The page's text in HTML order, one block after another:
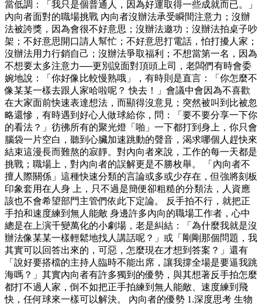
當低調：「我只是個普通人，因為好運取得一些成就而已。」
內向者面對的職場挑戰 內向者沒辦法承受瞬間注意力；沒辦
法被誇獎，因為會很不好意思；沒辦法邀功；沒辦法拍桌子吵
架；不好意思開口請人幫忙；不好意思打電話，怕打擾人家；
沒辦法用力行銷自己；沒辦法爭取福利；不想當第一名，因為
不想要太多注意力──更別說面對頂頭上司，老闆們有時會委
婉地說：「你好像比較慢熟哦」，有時則是直言：「你怎麼不
像某某一樣去跟人家哈啦呢？ 快去！」會議中會因為不喜歡
在大家面前快速表達想法，而顯得沒意見；突然被叫到比被忽
略還慘，有時遇到好心人做球給你，問：「要不要分享一下你
的看法？」彷彿所有的聚光燈「啪」一下都打到身上，你只會
腦袋一片空白，聽到心臟加速跳動的聲音，渴求哪個人趕快來
結束這漫長而難熬的寂靜。對內向者來說，工作的每一天都是
挑戰；職場上，對內向者的誤解更是不勝枚舉。 「內向者不
擅人際關係」這種快速分類的言論或多或少存在，但強將刻板
印象套用在人身 上，只不過是簡便卻粗糙的分類法，人資應
該也不會希望部門主管們依此下定論。 反手拍不行，就把正
手拍和速度練到無人能敵 身邊許多內向的職場工作者，心中
總是在上演千變萬化的小劇場，老是糾結：「為什麼我就是沒
辦法像某某一樣輕鬆地找人講話呢？」或「剛剛那個問題，我
其實可以回答出來的，可惡，怎麼現在才想到答案？」還有
「說好要搭檔的主持人臨時不能出席，讓我撐全場是要逼我跳
海嗎？」其實內向者有許多獨到的優勢，與其想著反手拍怎麼
都打不過人家，倒不如把正手拍練到無人能敵、速度練到飛
快，任何球來一樣可以解決。 內向者的優勢 1.深度思考 生物